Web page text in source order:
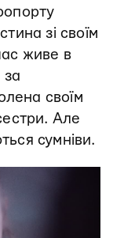
зі своїм
живе в
за
своїм
Але
сумніви.